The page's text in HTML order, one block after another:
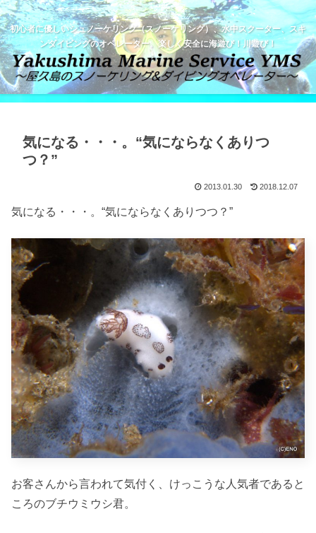
初心者に優しいシュノーケリング（スノーケリング）、水中スクーター、スキ
ンダイビングのオペレーター。楽しく安全に海遊び！川遊び！
気になる・・・。“気にならなくありつ
つ？”
2013.01.30 2018.12.07
気になる・・・。“気にならなくありつつ？”
お客さんから言われて気付く、けっこうな人気者であると
ころのブチウミウシ君。